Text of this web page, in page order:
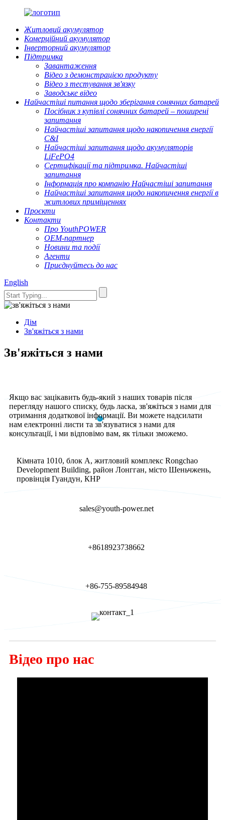
Житловий акумулятор
Комерційний акумулятор
Інверторний акумулятор
Підтримка
Завантаження
Відео з демонстрацією продукту
Відео з тестування зв'язку
Заводське відео
Найчастіші питання щодо зберігання сонячних батарей
Посібник з купівлі сонячних батарей – поширені
запитання
Найчастіші запитання щодо накопичення енергії
C&I
Найчастіші запитання щодо акумуляторів
LiFePO4
Сертифікації та підтримка. Найчастіші
запитання
Інформація про компанію Найчастіші запитання
Найчастіші запитання щодо накопичення енергії в
житлових приміщеннях
Проєкти
Контакти
Про YouthPOWER
OEM-партнер
Новини та події
Агенти
Приєднуйтесь до нас
English
Дім
Зв'яжіться з нами
Зв'яжіться з нами
Якщо вас зацікавить будь-який з наших товарів після
перегляду нашого списку, будь ласка, зв'яжіться з нами для
отримання додаткової інформації. Ви можете надсилати
нам електронні листи та зв'язуватися з нами для
консультації, і ми відповімо вам, як тільки зможемо.
Кімната 1010, блок A, житловий комплекс Rongchao
Development Building, район Лонгган, місто Шеньчжень,
провінція Гуандун, КНР
sales@youth-power.net
+8618923738662
+86-755-89584948
Відео про нас